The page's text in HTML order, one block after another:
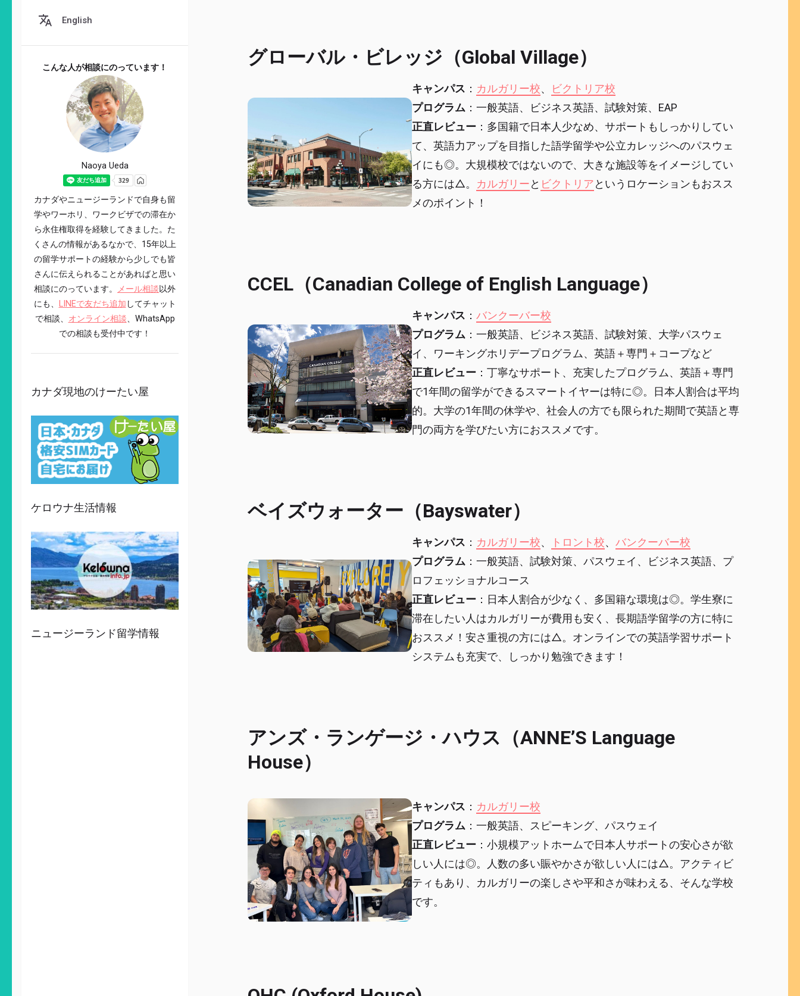
English
こんな人が相談にのっています！
Naoya Ueda
カナダやニュージーランドで自身も留
学やワーホリ、ワークビザでの滞在か
ら永住権取得を経験してきました。た
くさんの情報があるなかで、15年以上
の留学サポートの経験から少しでも皆
さんに伝えられることがあればと思い
相談にのっています。
メール相談以外
にも、
LINEで友だち追加 してチャット
で相談、 オンライン相談、WhatsApp
での相談も受付中です！
カナダ現地のけーたい屋
ケロウナ生活情報
ニュージーランド留学情報
グローバル・ビレッジ（Global Village）
キャンパス ： カルガリー校、
ビクトリア校
プログラム：一般英語、ビジネス英語、試験対策、EAP
正直レビュー：多国籍で日本人少なめ、サポートもしっかりしてい
て、英語力アップを目指した語学留学や公立カレッジへのパスウェ
イにも◎。大規模校ではないので、大きな施設等をイメージしてい
る方には△。 カルガリーと ビクトリアというロケーションもおスス
メのポイント！
CCEL（Canadian College of English Language）
キャンパス ： バンクーバー校
プログラム：一般英語、ビジネス英語、試験対策、大学パスウェ
イ、ワーキングホリデープログラム、英語＋専門＋コープなど
正直レビュー：丁寧なサポート、充実したプログラム、英語＋専門
で1年間の留学ができるスマートイヤーは特に◎。日本人割合は平均
的。大学の1年間の休学や、社会人の方でも限られた期間で英語と専
門の両方を学びたい方におススメです。
ベイズウォーター（Bayswater）
キャンパス ： カルガリー校、 トロント校、 バンクーバー校
プログラム：一般英語、試験対策、パスウェイ、ビジネス英語、プ
ロフェッショナルコース
正直レビュー：日本人割合が少なく、多国籍な環境は◎。学生寮に
滞在したい人はカルガリーが費用も安く、長期語学留学の方に特に
おススメ！安さ重視の方には△。オンラインでの英語学習サポート
システムも充実で、しっかり勉強できます！
アンズ・ランゲージ・ハウス（ANNE’S Language
House）
キャンパス ： カルガリー校
プログラム ：一般英語、スピーキング、パスウェイ
正直レビュー：小規模アットホームで日本人サポートの安心さが欲
しい人には◎。人数の多い賑やかさが欲しい人には△。アクティビ
ティもあり、カルガリーの楽しさや平和さが味わえる、そんな学校
です。